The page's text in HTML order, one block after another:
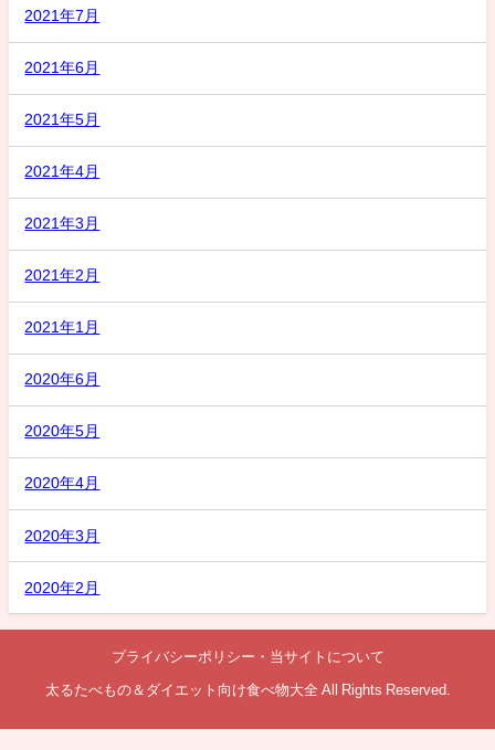
2021年7月
2021年6月
2021年5月
2021年4月
2021年3月
2021年2月
2021年1月
2020年6月
2020年5月
2020年4月
2020年3月
2020年2月
プライバシーポリシー・当サイトについて
太るたべもの＆ダイエット向け食べ物大全 All Rights Reserved.